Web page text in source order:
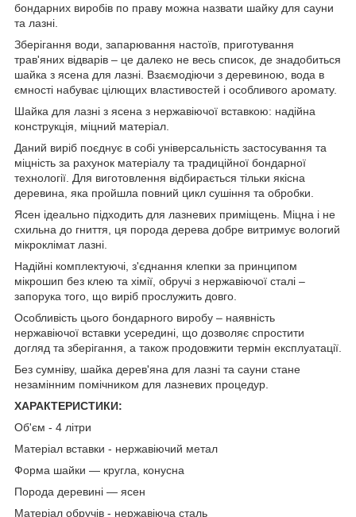
бондарних виробів по праву можна назвати шайку для сауни
та лазні.
Зберігання води, запарювання настоїв, приготування
трав'яних відварів – це далеко не весь список, де знадобиться
шайка з ясена для лазні. Взаємодіючи з деревиною, вода в
ємності набуває цілющих властивостей і особливого аромату.
Шайка для лазні з ясена з нержавіючої вставкою: надійна
конструкція, міцний матеріал.
Даний виріб поєднує в собі універсальність застосування та
міцність за рахунок матеріалу та традиційної бондарної
технології. Для виготовлення відбирається тільки якісна
деревина, яка пройшла повний цикл сушіння та обробки.
Ясен ідеально підходить для лазневих приміщень. Міцна і не
схильна до гниття, ця порода дерева добре витримує вологий
мікроклімат лазні.
Надійні комплектуючі, з'єднання клепки за принципом
мікрошип без клею та хімії, обручі з нержавіючої сталі –
запорука того, що виріб прослужить довго.
Особливість цього бондарного виробу – наявність
нержавіючої вставки усередині, що дозволяє спростити
догляд та зберігання, а також продовжити термін експлуатації.
Без сумніву, шайка дерев'яна для лазні та сауни стане
незамінним помічником для лазневих процедур.
ХАРАКТЕРИСТИКИ:
Об'єм - 4 літри
Матеріал вставки - нержавіючий метал
Форма шайки — кругла, конусна
Порода деревині — ясен
Матеріал обручів - нержавіюча сталь